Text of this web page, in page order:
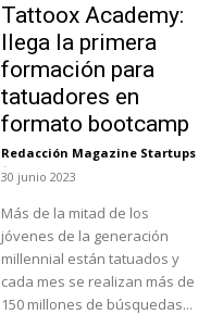
Tattoox Academy:
llega la primera
formación para
tatuadores en
formato bootcamp
Redacción Magazine Startups
-
30 junio 2023
Más de la mitad de los
jóvenes de la generación
millennial están tatuados y
cada mes se realizan más de
150 millones de búsquedas...